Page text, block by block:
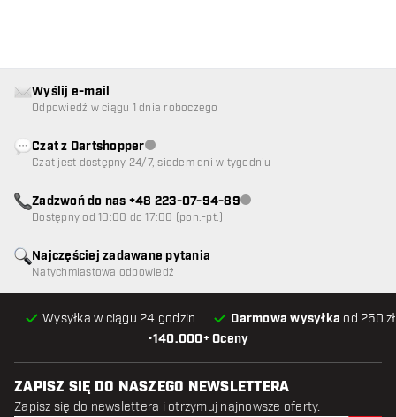
•140.000+ Oceny
Wysyłka w ciągu 24 godzin Darmowa wysyłka od 250
Najczęściej zadawane pytania
Natychmiastowa odpowiedź
Wyślij e-mail
Odpowiedź w ciągu 1 dnia roboczego
Czat z DartshopperObsługa klienta niedostępna
Czat jest dostępny 24/7, siedem dni w tygodniu
Zadzwoń do nas +48 223-07-94-89Obsługa klienta niedostępna
Dostępny od 10:00 do 17:00 (pon.-pt.)
ZAPISZ SIĘ DO NASZEGO NEWSLETTERA
Zapisz się do newslettera i otrzymuj najnowsze oferty.